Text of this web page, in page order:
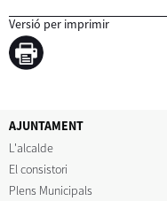
Versió per imprimir
AJUNTAMENT
L'alcalde
El consistori
Plens Municipals